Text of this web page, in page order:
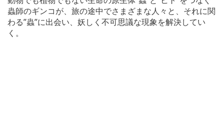
蟲師のギンコが、旅の途中でさまざまな人々と、それに関
わる”蟲”に出会い、妖しく不可思議な現象を解決してい
く。